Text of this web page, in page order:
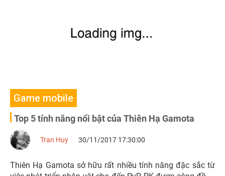
Game mobile
Top 5 tính năng nổi bật của Thiên Hạ Gamota
Tran Huy 30/11/2017 17:30:00
Thiên Hạ Gamota sở hữu rất nhiều tính năng đặc sắc từ